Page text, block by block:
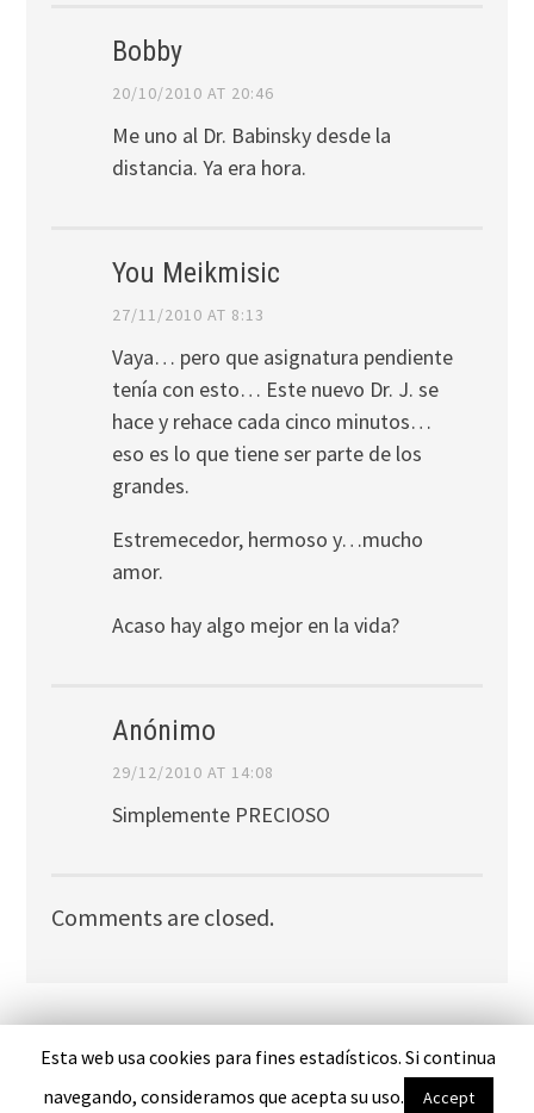
Bobby
20/10/2010 AT 20:46
Me uno al Dr. Babinsky desde la
distancia. Ya era hora.
You Meikmisic
27/11/2010 AT 8:13
Vaya… pero que asignatura pendiente
tení­a con esto… Este nuevo Dr. J. se
hace y rehace cada cinco minutos…
eso es lo que tiene ser parte de los
grandes.
Estremecedor, hermoso y…mucho
amor.
Acaso hay algo mejor en la vida?
Anónimo
29/12/2010 AT 14:08
Simplemente PRECIOSO
Comments are closed.
PROUDLY POWERED BY WORDPRESS
THEME: EDITOR BYARRAY
Esta web usa cookies para fines estadísticos. Si continua
navegando, consideramos que acepta su uso.
Accept